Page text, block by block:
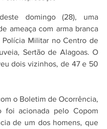
domingo (28), uma
ameaça com arma branca
Polícia Militar no Centro de
Sertão de Alagoas. O
dois vizinhos, de 47 e 50
o Boletim de Ocorrência,
foi acionada pelo Copom
de um dos homens, que